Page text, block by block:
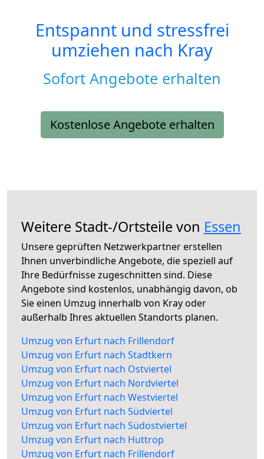
Entspannt und stressfrei
umziehen nach Kray
Sofort Angebote erhalten
Kostenlose Angebote erhalten
Weitere Stadt-/Ortsteile von Essen
Unsere geprüften Netzwerkpartner erstellen
Ihnen unverbindliche Angebote, die speziell auf
Ihre Bedürfnisse zugeschnitten sind. Diese
Angebote sind kostenlos, unabhängig davon, ob
Sie einen Umzug innerhalb von Kray oder
außerhalb Ihres aktuellen Standorts planen.
Umzug von Erfurt nach Frillendorf
Umzug von Erfurt nach Stadtkern
Umzug von Erfurt nach Ostviertel
Umzug von Erfurt nach Nordviertel
Umzug von Erfurt nach Westviertel
Umzug von Erfurt nach Südviertel
Umzug von Erfurt nach Südostviertel
Umzug von Erfurt nach Huttrop
Umzug von Erfurt nach Frillendorf